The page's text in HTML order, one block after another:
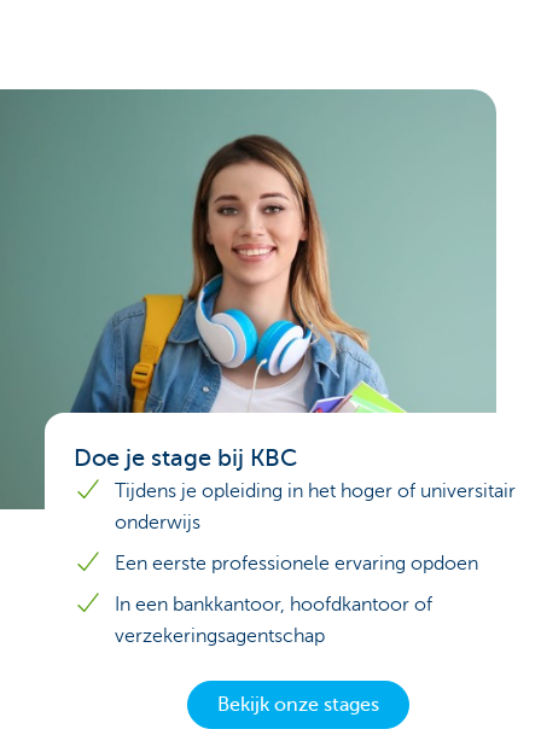
Doe je stage bij KBC
Tijdens je opleiding in het hoger of universitair
onderwijs
Een eerste professionele ervaring opdoen
In een bankkantoor, hoofdkantoor of
verzekeringsagentschap
Bekijk onze stages